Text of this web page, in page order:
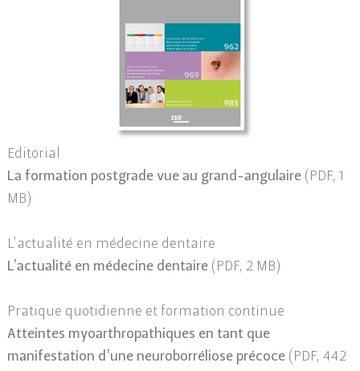
Editorial
La formation postgrade vue au grand-angulaire(PDF, 1
MB)
L’actualité en médecine dentaire
L’actualité en médecine dentaire(PDF, 2 MB)
Pratique quotidienne et formation continue
Atteintes myoarthropathiques en tant que
manifestation d’une neuroborréliose précoce (PDF, 442